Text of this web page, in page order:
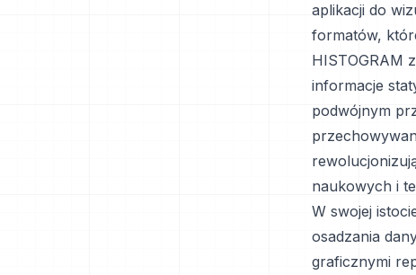
aplikacji do
formatów,
HISTOGRAM
informacje
podwójnym
naukowych i
W swojej
osadzania
graficznymi